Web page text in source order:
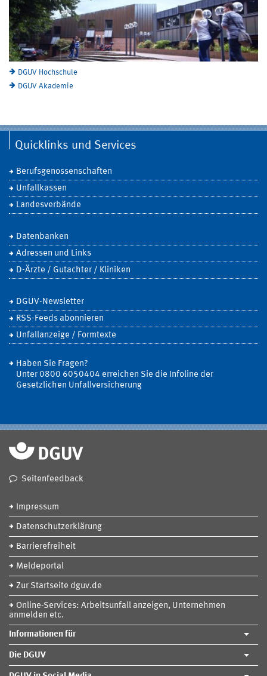
DGUV Hochschule
DGUV Akademie
Quicklinks und Services
Berufsgenossenschaften
Unfallkassen
Landesverbände
Datenbanken
Adressen und Links
D-Ärzte / Gutachter / Kliniken
DGUV-Newsletter
RSS-Feeds abonnieren
Unfallanzeige / Formtexte
Haben Sie Fragen?
Unter 0800 6050404 erreichen Sie die Infoline der
Gesetzlichen Unfallversicherung
Seitenfeedback
Impressum
Datenschutzerklärung
Barrierefreiheit
Meldeportal
Zur Startseite dguv.de
Online-Services: Arbeitsunfall anzeigen, Unternehmen
anmelden etc.
Informationen für
Die DGUV